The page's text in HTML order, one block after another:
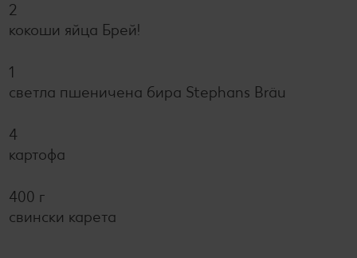
2
кокоши яйца Брей!
1
светла пшеничена бира Stephans Bräu
4
картофа
400 г
свински карета